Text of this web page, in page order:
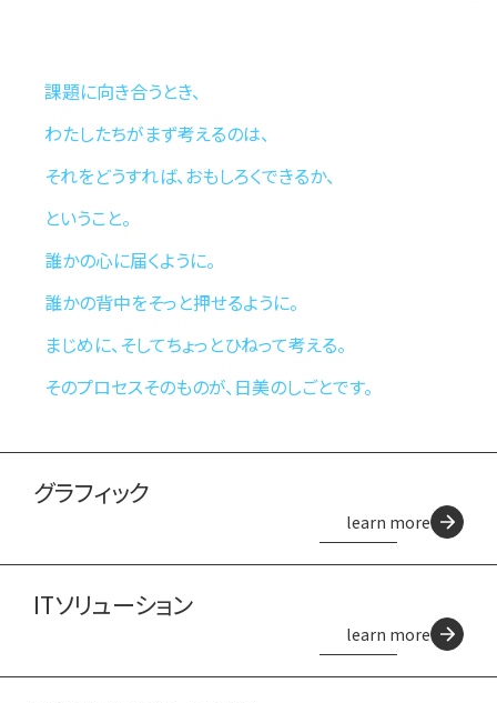
課題に向き合うとき、
わたしたちがまず考えるのは、
それをどうすれば、おもしろくできるか、
ということ。
誰かの心に届くように。
誰かの背中をそっと押せるように。
まじめに、そしてちょっとひねって考える。
そのプロセスそのものが、日美のしごとです。
グラフィック
learn more
ITソリューション
learn more